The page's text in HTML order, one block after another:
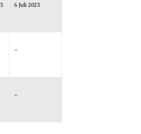
6 Juli 2023
–
–